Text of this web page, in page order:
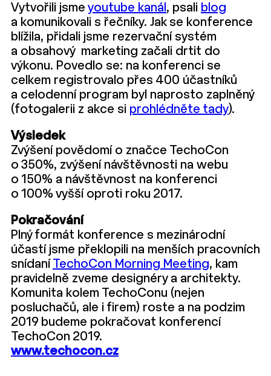
Vytvořili jsme youtube kanál , psali blog
a komunikovali s řečníky. Jak se konference
blížila, přidali jsme rezervační systém
a obsahový marketing začali drtit do
výkonu. Povedlo se: na konferenci se
celkem registrovalo přes 400 účastníků
a celodenní program byl naprosto zaplněný
(fotogalerii z akce si prohlédněte tady).
Výsledek
Zvýšení povědomí o značce TechoCon
o 350%, zvýšení návštěvnosti na webu
o 150% a návštěvnost na konferenci
o 100% vyšší oproti roku 2017.
Pokračování
Plný formát konference s mezinárodní
účastí jsme překlopili na menších pracovních
snídaní
TechoCon Morning Meeting, kam
pravidelně zveme designéry a architekty.
Komunita kolem TechoConu (nejen
posluchačů, ale i firem) roste a na podzim
2019 budeme pokračovat konferencí
TechoCon 2019.
www.techocon.cz